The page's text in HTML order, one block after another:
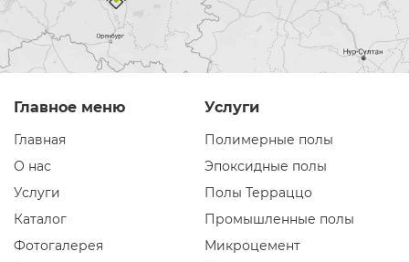
Главное меню
Главная
О нас
Услуги
Каталог
Фотогалерея
Услуги
Полимерные полы
Эпоксидные полы
Полы Терраццо
Промышленные полы
Микроцемент